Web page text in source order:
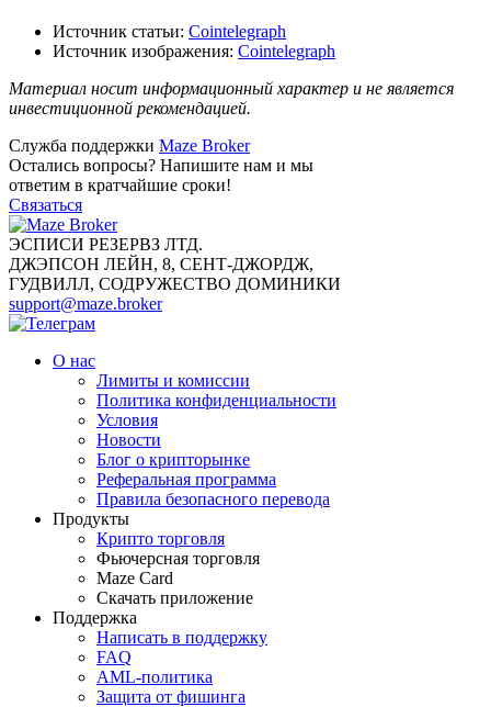
Источник статьи: Cointelegraph
Источник изображения: Cointelegraph
Материал носит информационный характер и не является
инвестиционной рекомендацией.
Служба поддержки Maze Broker
Остались вопросы? Напишите нам и мы
ответим в кратчайшие сроки!
Связаться
ЭСПИСИ РЕЗЕРВЗ ЛТД.
ДЖЭПСОН ЛЕЙН, 8, СЕНТ-ДЖОРДЖ,
ГУДВИЛЛ, СОДРУЖЕСТВО ДОМИНИКИ
support@maze.broker
О нас
Лимиты и комиссии
Политика конфиденциальности
Условия
Новости
Блог о крипторынке
Реферальная программа
Правила безопасного перевода
Продукты
Крипто торговля
Фьючерсная торговля
Maze Card
Скачать приложение
Поддержка
Написать в поддержку
FAQ
AML-политика
Защита от фишинга